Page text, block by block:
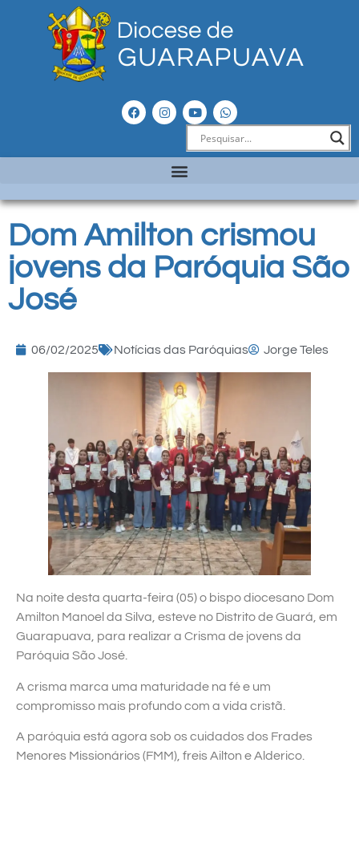
Dom Amilton crismou
jovens da Paróquia São
José
06/02/2025 Notícias das Paróquias Jorge Teles
Na noite desta quarta-feira (05) o bispo diocesano Dom
Amilton Manoel da Silva, esteve no Distrito de Guará, em
Guarapuava, para realizar a Crisma de jovens da
Paróquia São José.
A crisma marca uma maturidade na fé e um
compromisso mais profundo com a vida cristã.
A paróquia está agora sob os cuidados dos Frades
Menores Missionários (FMM), freis Ailton e Alderico.